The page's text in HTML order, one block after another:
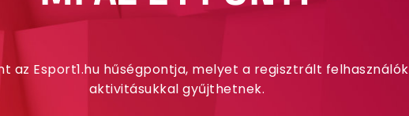
az Esport1.hu hűségpontja, melyet a regisztrált felhasználók
aktivitásukkal gyűjthetnek.